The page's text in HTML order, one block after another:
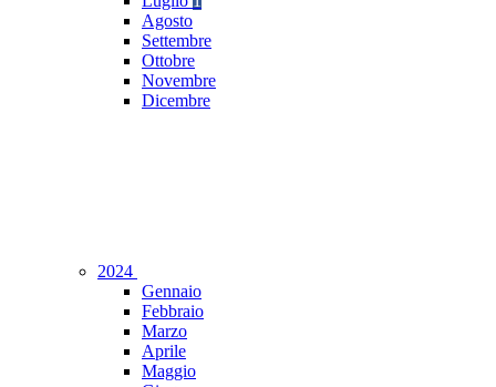
Agosto
Settembre
Ottobre
Novembre
Dicembre
2024
Gennaio
Febbraio
Marzo
Aprile
Maggio